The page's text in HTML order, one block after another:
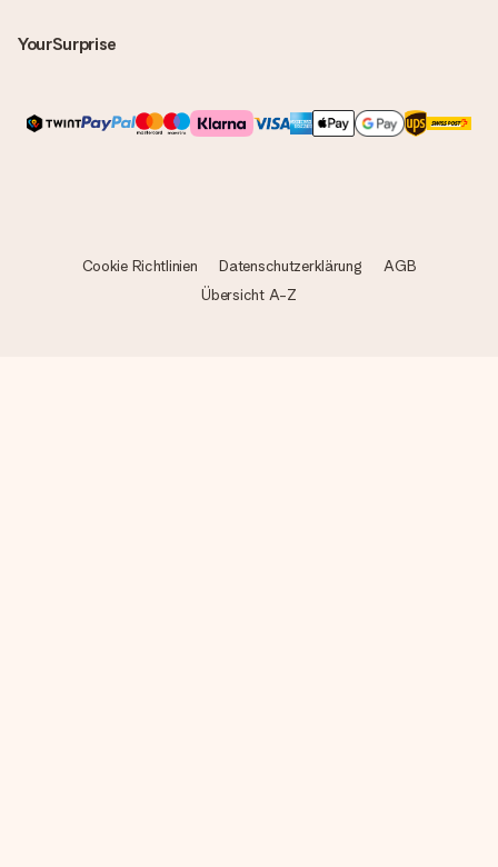
YourSurprise
Cookie Richtlinien Datenschutzerklärung
AGB
Übersicht A-Z